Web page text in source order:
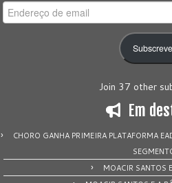
Endereço
de
Join 37 other
Em
CHORO GANHA PRIMEIRA PLATAFORMA
MOACIR SANTOS